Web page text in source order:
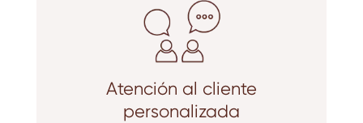
Atención al cliente
personalizada